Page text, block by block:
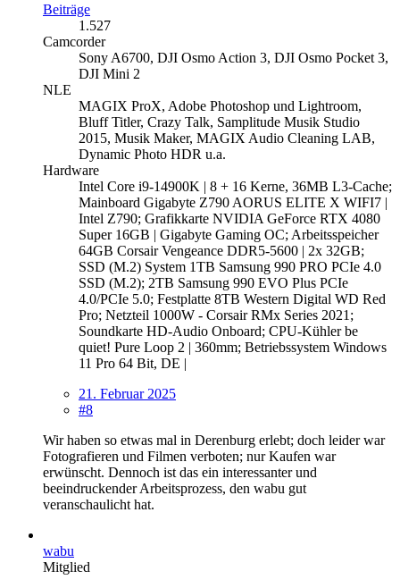
Beiträge
1.527
Camcorder
Sony A6700, DJI Osmo Action 3, DJI Osmo Pocket 3,
DJI Mini 2
NLE
MAGIX ProX, Adobe Photoshop und Lightroom,
Bluff Titler, Crazy Talk, Samplitude Musik Studio
2015, Musik Maker, MAGIX Audio Cleaning LAB,
Dynamic Photo HDR u.a.
Hardware
Intel Core i9-14900K | 8 + 16 Kerne, 36MB L3-Cache;
Mainboard Gigabyte Z790 AORUS ELITE X WIFI7 |
Intel Z790; Grafikkarte NVIDIA GeForce RTX 4080
Super 16GB | Gigabyte Gaming OC; Arbeitsspeicher
64GB Corsair Vengeance DDR5-5600 | 2x 32GB;
SSD (M.2) System 1TB Samsung 990 PRO PCIe 4.0
SSD (M.2); 2TB Samsung 990 EVO Plus PCIe
4.0/PCIe 5.0; Festplatte 8TB Western Digital WD Red
Pro; Netzteil 1000W - Corsair RMx Series 2021;
Soundkarte HD-Audio Onboard; CPU-Kühler be
quiet! Pure Loop 2 | 360mm; Betriebssystem Windows
11 Pro 64 Bit, DE |
21. Februar 2025
#8
Wir haben so etwas mal in Derenburg erlebt; doch leider war
Fotografieren und Filmen verboten; nur Kaufen war
erwünscht. Dennoch ist das ein interessanter und
beeindruckender Arbeitsprozess, den wabu gut
veranschaulicht hat.
wabu
Mitglied